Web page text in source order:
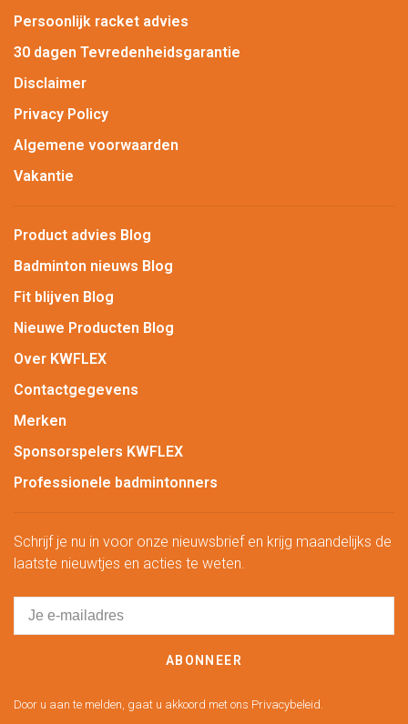
Persoonlijk racket advies
30 dagen Tevredenheidsgarantie
Disclaimer
Privacy Policy
Algemene voorwaarden
Vakantie
Product advies Blog
Badminton nieuws Blog
Fit blijven Blog
Nieuwe Producten Blog
Over KWFLEX
Contactgegevens
Merken
Sponsorspelers KWFLEX
Professionele badmintonners
Schrijf je nu in voor onze nieuwsbrief en krijg maandelijks de
laatste nieuwtjes en acties te weten.
ABONNEER
Door u aan te melden, gaat u akkoord met ons Privacybeleid.